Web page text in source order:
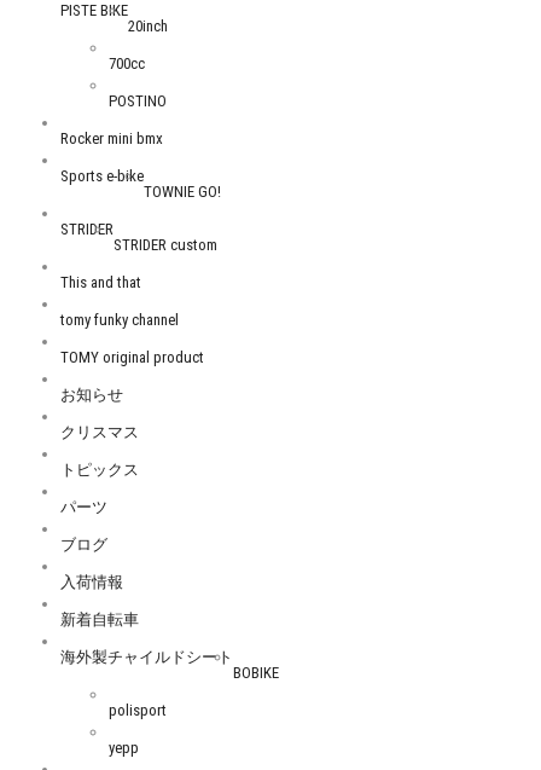
PISTE BIKE
20inch
700cc
POSTINO
Rocker mini bmx
Sports e-bike
TOWNIE GO!
STRIDER
STRIDER custom
This and that
tomy funky channel
TOMY original product
お知らせ
クリスマス
トピックス
パーツ
ブログ
入荷情報
新着自転車
海外製チャイルドシート
BOBIKE
polisport
yepp